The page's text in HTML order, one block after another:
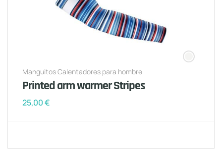
Manguitos Calentadores para hombre
Printed arm warmer Stripes
25,00€